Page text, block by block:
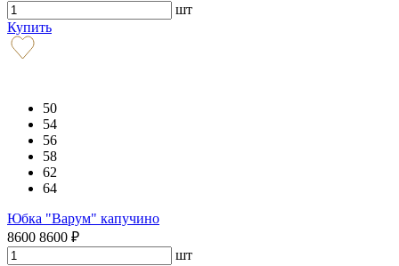
шт
Купить
50
54
56
58
62
64
Юбка "Варум" капучино
8600 8600 ₽
шт